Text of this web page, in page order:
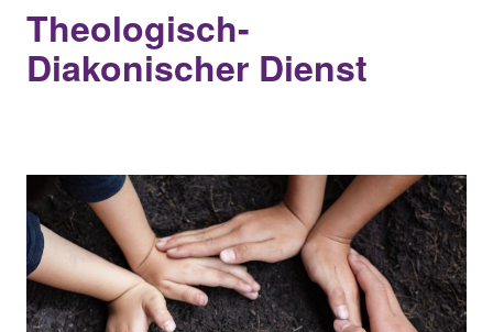
Theologisch-
Diakonischer Dienst